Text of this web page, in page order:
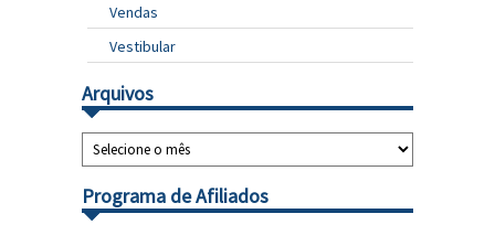
Vendas
Vestibular
Arquivos
Programa de Afiliados